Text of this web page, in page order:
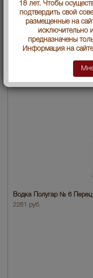
Водка Полугар № 5 Хрен
Водка Полугар № 6 Перец
2281 руб.
18 лет. Чтобы
подтвердить свой
размещенные на
исключительно
предназначены
Информация на